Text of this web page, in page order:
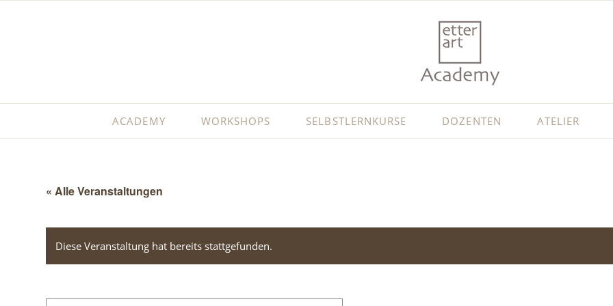
ACADEMY WORKSHOPS SELBSTLERNKURSE DOZENTEN ATELIER
« Alle Veranstaltungen
Diese Veranstaltung hat bereits stattgefunden.